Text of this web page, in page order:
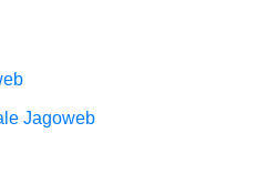
Jagoweb